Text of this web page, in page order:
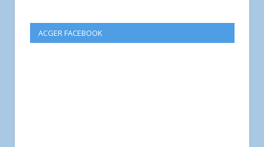
ACGER FACEBOOK